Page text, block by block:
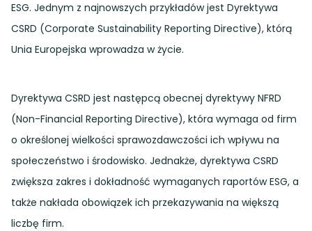
ESG. Jednym z najnowszych przykładów jest Dyrektywa
CSRD (Corporate Sustainability Reporting Directive), którą
Unia Europejska wprowadza w życie.
Dyrektywa CSRD jest następcą obecnej dyrektywy NFRD
(Non-Financial Reporting Directive), która wymaga od firm
o określonej wielkości sprawozdawczości ich wpływu na
społeczeństwo i środowisko. Jednakże, dyrektywa CSRD
zwiększa zakres i dokładność wymaganych raportów ESG, a
także nakłada obowiązek ich przekazywania na większą
liczbę firm.